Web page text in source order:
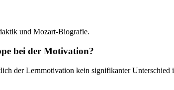
und Mozart-Biografie.
bei der Motivation?
der Lernmotivation kein signifikanter Unterschied